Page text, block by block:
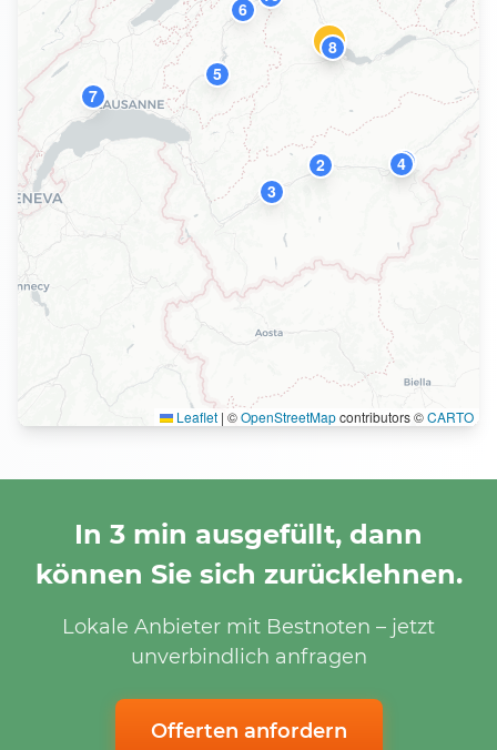
1
2
3
4
5
6
7
8
9
Leaflet | ©OpenStreetMapcontributors ©CARTO
In 3 min ausgefüllt, dann
können Sie sich zurücklehnen.
Lokale Anbieter mit Bestnoten – jetzt
unverbindlich anfragen
Offerten anfordern